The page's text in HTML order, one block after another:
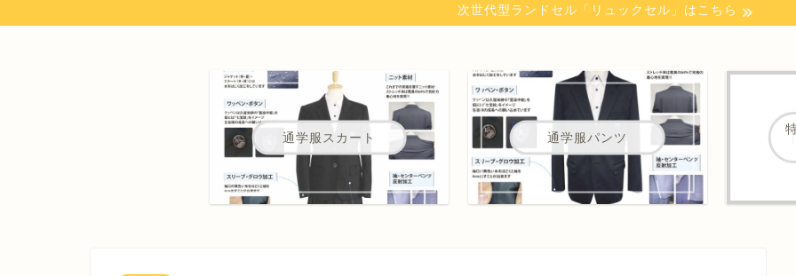
次世代型ランドセル「リュックセル」はこちら
通学服スカート 通学服パンツ